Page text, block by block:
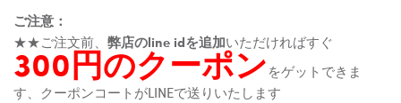
ご注意：
★★ご注文前、 弊店のline idを追加いただければすぐ
300円のクーポンをゲットできま
す、クーポンコートがLINEで送りいたします